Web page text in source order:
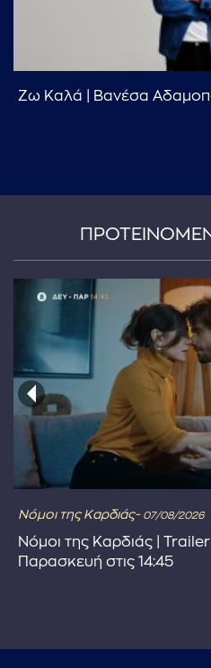
Ζω Καλά | Βανέσα
Νόμοι της Καρδιάς- 07/08/2026
Νόμοι της Καρδιάς |
Παρασκευή στις 14:45